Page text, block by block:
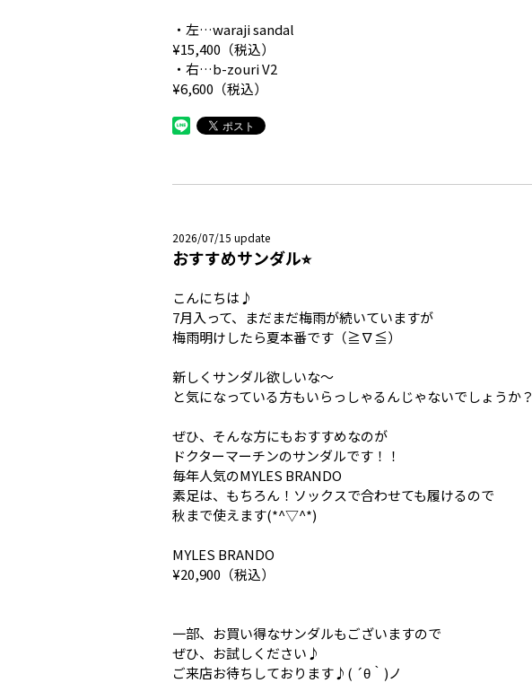
・左…waraji sandal
¥15,400（税込）
・右…b-zouri V2
¥6,600（税込）
2026/07/15 update
おすすめサンダル⭐︎
こんにちは♪
7月入って、まだまだ梅雨が続いていますが
梅雨明けしたら夏本番です（≧∇≦）
新しくサンダル欲しいな〜
と気になっている方もいらっしゃるんじゃないでしょうか？
ぜひ、そんな方にもおすすめなのが
ドクターマーチンのサンダルです！！
毎年人気のMYLES BRANDO
素足は、もちろん！ソックスで合わせても履けるので
秋まで使えます(*^▽^*)
MYLES BRANDO
¥20,900（税込）
一部、お買い得なサンダルもございますので
ぜひ、お試しください♪
ご来店お待ちしております♪( ´θ｀)ノ